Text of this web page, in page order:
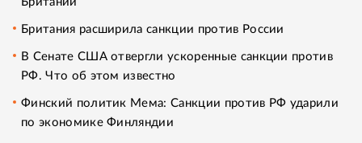
Британия расширила санкции против России
В Сенате США отвергли ускоренные санкции против
РФ. Что об этом известно
Финский политик Мема: Санкции против РФ ударили
по экономике Финляндии